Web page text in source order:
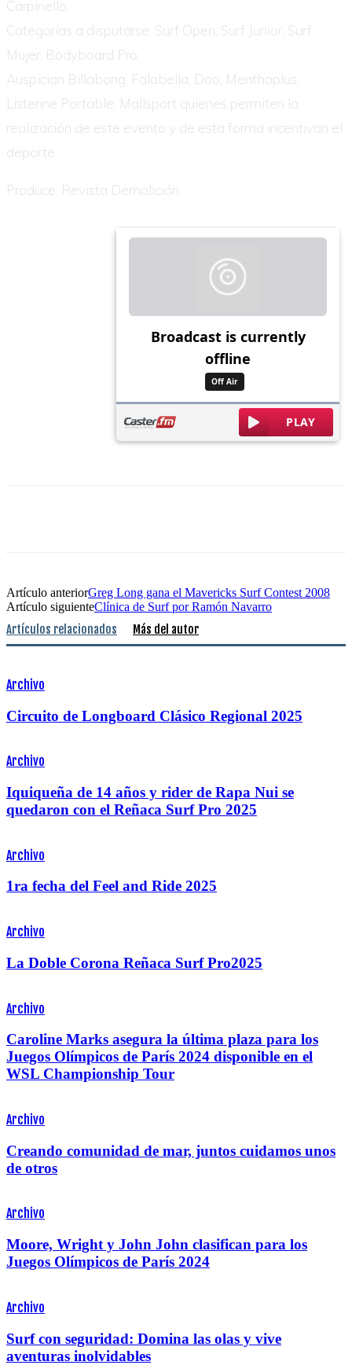
Carpinello.
Categorías a disputarse: Surf Open, Surf Junior, Surf
Mujer, Bodyboard Pro
Auspician Billabong, Falabella, Doo, Menthoplus,
Listerine Portable, Mallsport quienes permiten la
realización de este evento y de esta forma incentivan el
deporte.
Produce: Revista Demolición
Artículo anteriorGreg Long gana el Mavericks Surf Contest 2008
Artículo siguienteClínica de Surf por Ramón Navarro
Artículos relacionados Más del autor
Archivo
Circuito de Longboard Clásico Regional 2025
Archivo
Iquiqueña de 14 años y rider de Rapa Nui se
quedaron con el Reñaca Surf Pro 2025
Archivo
1ra fecha del Feel and Ride 2025
Archivo
La Doble Corona Reñaca Surf Pro2025
Archivo
Caroline Marks asegura la última plaza para los
Juegos Olímpicos de París 2024 disponible en el
WSL Championship Tour
Archivo
Creando comunidad de mar, juntos cuidamos unos
de otros
Archivo
Moore, Wright y John John clasifican para los
Juegos Olímpicos de París 2024
Archivo
Surf con seguridad: Domina las olas y vive
aventuras inolvidables